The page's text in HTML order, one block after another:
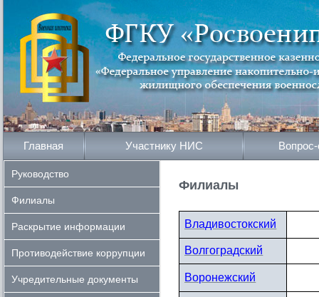
Главная Участнику НИС Вопрос-
Руководство
Филиалы
Раскрытие информации
Противодействие коррупции
Учредительные документы
Филиалы
Владивостокский
Волгоградский
Воронежский